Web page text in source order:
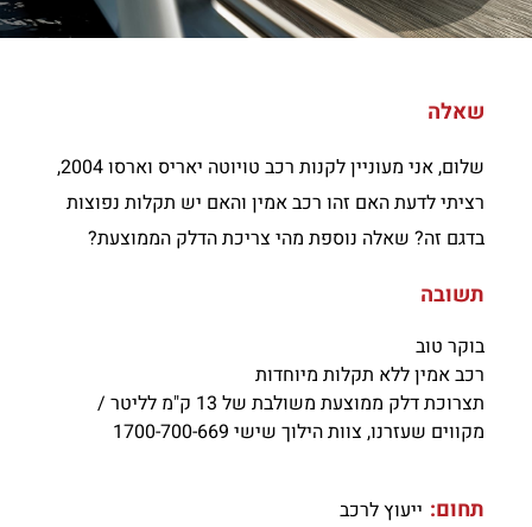
שאלה
שלום, אני מעוניין לקנות רכב טויוטה יאריס וארסו 2004,
רציתי לדעת האם זהו רכב אמין והאם יש תקלות נפוצות
בדגם זה? שאלה נוספת מהי צריכת הדלק הממוצעת?
תשובה
בוקר טוב
רכב אמין ללא תקלות מיוחדות
תצרוכת דלק ממוצעת משולבת של 13 ק"מ לליטר /
מקווים שעזרנו, צוות הילוך שישי 1700-700-669
תחום: ייעוץ לרכב